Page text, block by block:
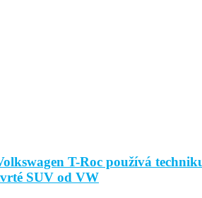
T-Roc používá
SUV od VW